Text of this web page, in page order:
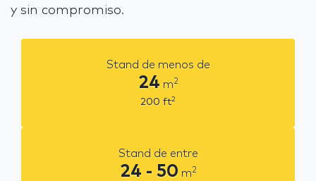
y sin compromiso.
Stand de menos de
24 m2
200 ft2
Stand de entre
24 - 50 m2